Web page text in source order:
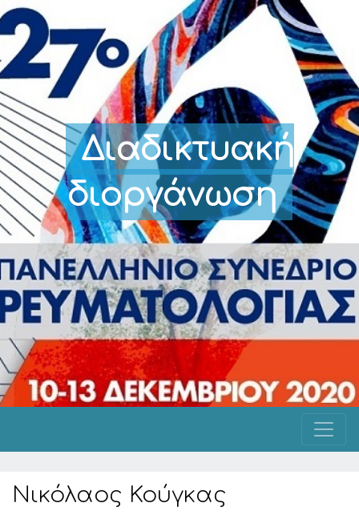
Διαδικτυακή
διοργάνωση
Νικόλαος Κούγκας